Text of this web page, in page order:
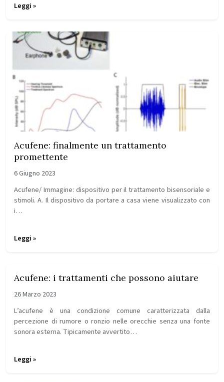
Leggi »
Acufene: finalmente un trattamento
promettente
6 Giugno 2023
Acufene/ Immagine: dispositivo per il trattamento bisensoriale e
stimoli. A. Il dispositivo da portare a casa viene visualizzato con
i…
Leggi »
Acufene: i trattamenti che possono aiutare
26 Marzo 2023
L’acufene è una condizione comune caratterizzata dalla
percezione di rumore o ronzio nelle orecchie senza una fonte
sonora esterna. Tipicamente avvertito…
Leggi »